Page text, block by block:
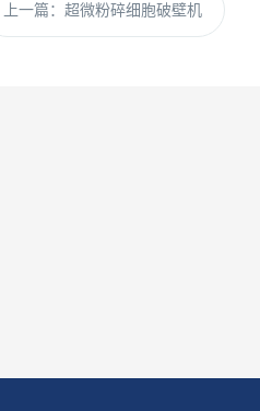
上一篇： 超微粉碎细胞破壁机